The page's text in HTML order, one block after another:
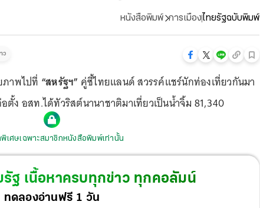
หนังสือพิมพ์ การเมืองไทยรัฐฉบับพิมพ์
ว
ภาพไปที่ “สหรัฐฯ” คู่ซี้ไทยแลนด์ สวรรค์แชร์นักท่องเที่ยวกันมา
ง อสท.ได้ทัวริสต์นานาชาติมาเที่ยวเป็นน้ำจิ้ม 81,340
พิเศษเฉพาะสมาชิกหนังสือพิมพ์เท่านั้น
รัฐ เนื้อหาครบทุกข่าว ทุกคอลัมน์
ทดลองอ่านฟรี 1 วัน